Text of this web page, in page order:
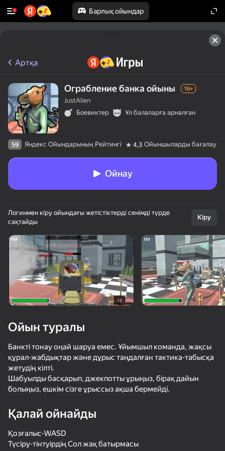
Барлық ойындар
Құрылғыны бұрыңыз
Ойын тек көлденең
бағдарда ғана істейді
Артқа
Ограбление банка ойыны 16+
JustAlien
Боевиктер
Ұл балаларға арналған
59 Яндекс Ойындарының Рейтингі 4,3 Ойыншыларды бағалау
Ойнау
Логинмен кіру ойындағы жетістіктерді сенімді түрде
сақтайды
Кіру
Ойын туралы
Банкті тонау оңай шаруа емес. Ұйымшыл команда, жақсы
құрал-жабдықтар және дұрыс таңдалған тактика-табысқа
жетудің кілті.
Шабуылды басқарып, джекпотты ұрыңыз, бірақ дайын
болыңыз, ешкім сізге ұрыссыз ақша бермейді.
Қалай ойнайды
Қозғалыс-WASD
Түсіру-тінтуірдің Сол жақ батырмасы